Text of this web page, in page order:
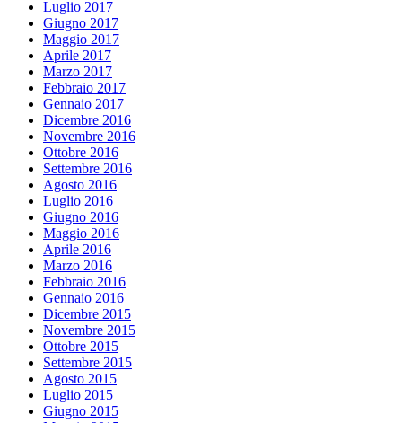
Luglio 2017
Giugno 2017
Maggio 2017
Aprile 2017
Marzo 2017
Febbraio 2017
Gennaio 2017
Dicembre 2016
Novembre 2016
Ottobre 2016
Settembre 2016
Agosto 2016
Luglio 2016
Giugno 2016
Maggio 2016
Aprile 2016
Marzo 2016
Febbraio 2016
Gennaio 2016
Dicembre 2015
Novembre 2015
Ottobre 2015
Settembre 2015
Agosto 2015
Luglio 2015
Giugno 2015